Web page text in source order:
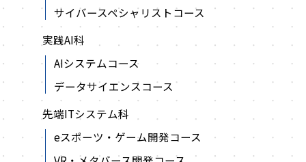
サイバースペシャリストコース
実践AI科
AIシステムコース
データサイエンスコース
先端ITシステム科
eスポーツ・ゲーム開発コース